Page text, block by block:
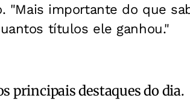
"Mais importante do que
títulos ele ganhou."
principais destaques do dia.